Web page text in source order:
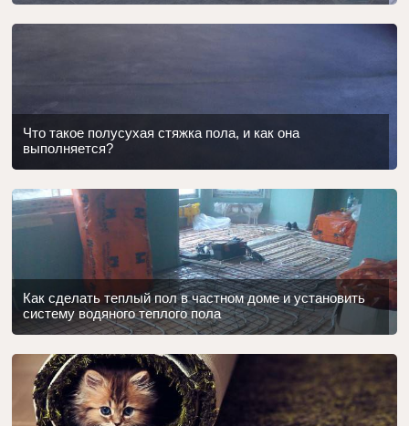
Что такое полусухая стяжка пола, и как она
выполняется?
Как сделать теплый пол в частном доме и установить
систему водяного теплого пола